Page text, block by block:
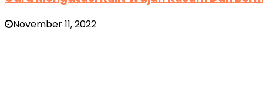
November 11, 2022